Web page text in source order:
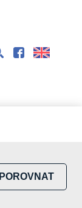
POROVNAT